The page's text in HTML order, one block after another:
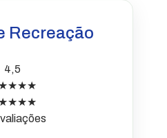
Recreação
4,5